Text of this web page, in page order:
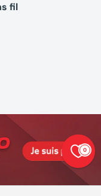
fil
0